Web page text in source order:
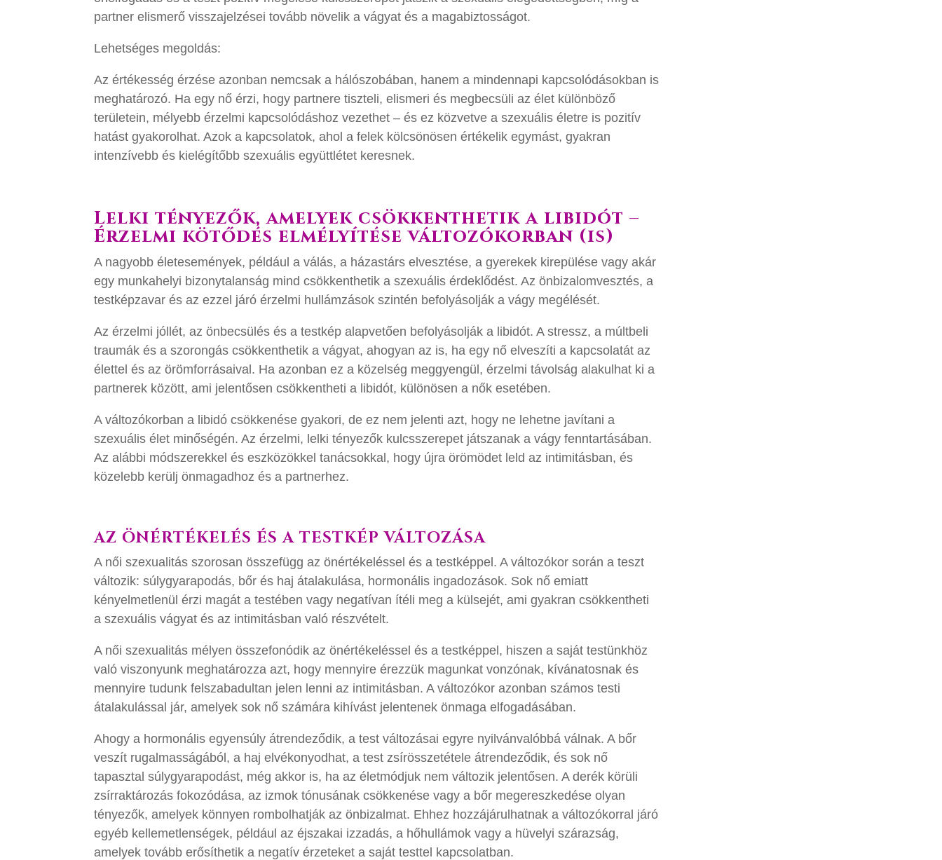
partner elismerő visszajelzései tovább növelik a vágyat és a magabiztosságot.
Lehetséges megoldás:
Az értékesség érzése azonban nemcsak a hálószobában, hanem a mindennapi kapcsolódásokban is
meghatározó. Ha egy nő érzi, hogy partnere tiszteli, elismeri és megbecsüli az élet különböző
területein, mélyebb érzelmi kapcsolódáshoz vezethet – és ez közvetve a szexuális életre is pozitív
hatást gyakorolhat. Azok a kapcsolatok, ahol a felek kölcsönösen értékelik egymást, gyakran
intenzívebb és kielégítőbb szexuális együttlétet keresnek.
Lelki tényezők, amelyek csökkenthetik a libidót –
Érzelmi kötődés elmélyítése változókorban (is)
A nagyobb életesemények, például a válás, a házastárs elvesztése, a gyerekek kirepülése vagy akár
egy munkahelyi bizonytalanság mind csökkenthetik a szexuális érdeklődést. Az önbizalomvesztés, a
testképzavar és az ezzel járó érzelmi hullámzások szintén befolyásolják a vágy megélését.
Az érzelmi jóllét, az önbecsülés és a testkép alapvetően befolyásolják a libidót. A stressz, a múltbeli
traumák és a szorongás csökkenthetik a vágyat, ahogyan az is, ha egy nő elveszíti a kapcsolatát az
élettel és az örömforrásaival. Ha azonban ez a közelség meggyengül, érzelmi távolság alakulhat ki a
partnerek között, ami jelentősen csökkentheti a libidót, különösen a nők esetében.
A változókorban a libidó csökkenése gyakori, de ez nem jelenti azt, hogy ne lehetne javítani a
szexuális élet minőségén. Az érzelmi, lelki tényezők kulcsszerepet játszanak a vágy fenntartásában.
Az alábbi módszerekkel és eszközökkel tanácsokkal, hogy újra örömödet leld az intimitásban, és
közelebb kerülj önmagadhoz és a partnerhez.
AZ ÖNÉRTÉKELÉS ÉS A TESTKÉP VÁLTOZÁSA
A női szexualitás szorosan összefügg az önértékeléssel és a testképpel. A változókor során a teszt
változik: súlygyarapodás, bőr és haj átalakulása, hormonális ingadozások. Sok nő emiatt
kényelmetlenül érzi magát a testében vagy negatívan ítéli meg a külsejét, ami gyakran csökkentheti
a szexuális vágyat és az intimitásban való részvételt.
A női szexualitás mélyen összefonódik az önértékeléssel és a testképpel, hiszen a saját testünkhöz
való viszonyunk meghatározza azt, hogy mennyire érezzük magunkat vonzónak, kívánatosnak és
mennyire tudunk felszabadultan jelen lenni az intimitásban. A változókor azonban számos testi
átalakulással jár, amelyek sok nő számára kihívást jelentenek önmaga elfogadásában.
Ahogy a hormonális egyensúly átrendeződik, a test változásai egyre nyilvánvalóbbá válnak. A bőr
veszít rugalmasságából, a haj elvékonyodhat, a test zsírösszetétele átrendeződik, és sok nő
tapasztal súlygyarapodást, még akkor is, ha az életmódjuk nem változik jelentősen. A derék körüli
zsírraktározás fokozódása, az izmok tónusának csökkenése vagy a bőr megereszkedése olyan
tényezők, amelyek könnyen rombolhatják az önbizalmat. Ehhez hozzájárulhatnak a változókorral járó
egyéb kellemetlenségek, például az éjszakai izzadás, a hőhullámok vagy a hüvelyi szárazság,
amelyek tovább erősíthetik a negatív érzeteket a saját testtel kapcsolatban.